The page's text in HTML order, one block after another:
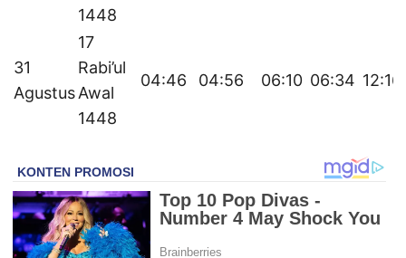
1448
31
Agustus
17
Rabi’ul
Awal
1448
04:46 04:56 06:10 06:34 12:16